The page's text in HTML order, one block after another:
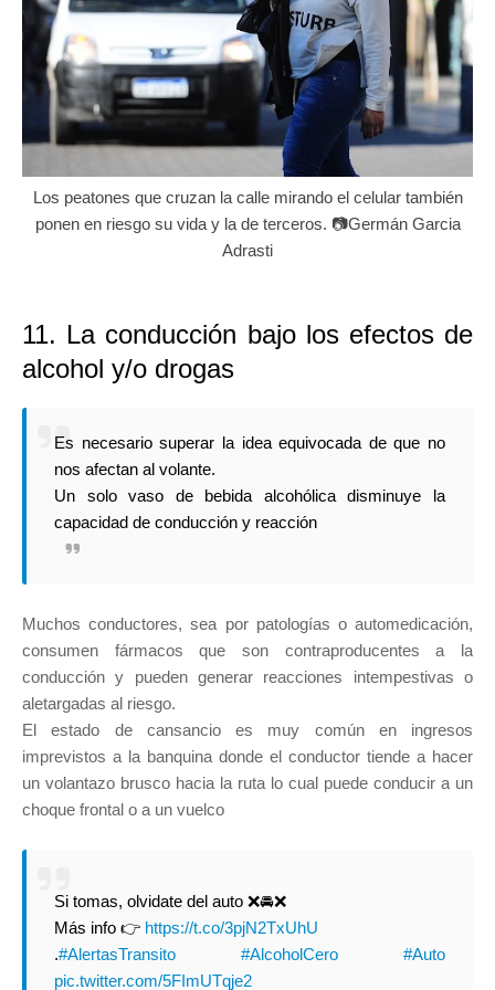
Los peatones que cruzan la calle mirando el celular también
ponen en riesgo su vida y la de terceros. 📷Germán Garcia
Adrasti
11. La conducción bajo los efectos de
alcohol y/o drogas
Es necesario superar la idea equivocada de que no
nos afectan al volante.
Un solo vaso de bebida alcohólica disminuye la
capacidad de conducción y reacción
Muchos conductores, sea por patologías o automedicación,
consumen fármacos que son contraproducentes a la
conducción y pueden generar reacciones intempestivas o
aletargadas al riesgo.
El estado de cansancio es muy común en ingresos
imprevistos a la banquina donde el conductor tiende a hacer
un volantazo brusco hacia la ruta lo cual puede conducir a un
choque frontal o a un vuelco
Si tomas, olvidate del auto ❌🚘❌
Más info 👉 https://t.co/3pjN2TxUhU
.#AlertasTransito #AlcoholCero
#Auto
pic.twitter.com/5FImUTqje2